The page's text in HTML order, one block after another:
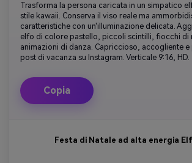
Trasforma la persona caricata in un simpatico
stile kawaii. Conserva il viso reale ma
caratteristiche con un'illuminazione delicata.
elfo di colore pastello, piccoli scintilli, fiocchi di
animazioni di danza. Capriccioso, accogliente
post di vacanza su Instagram. Verticale 9:16, HD.
Copia
Festa di Natale ad alta energia